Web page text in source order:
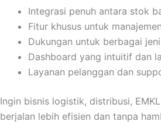
Integrasi penuh antara stok
Fitur khusus untuk
Dukungan untuk berbagai
Dashboard yang intuitif dan
Layanan pelanggan dan
Ingin bisnis logistik, distribusi,
berjalan lebih efisien dan tanpa